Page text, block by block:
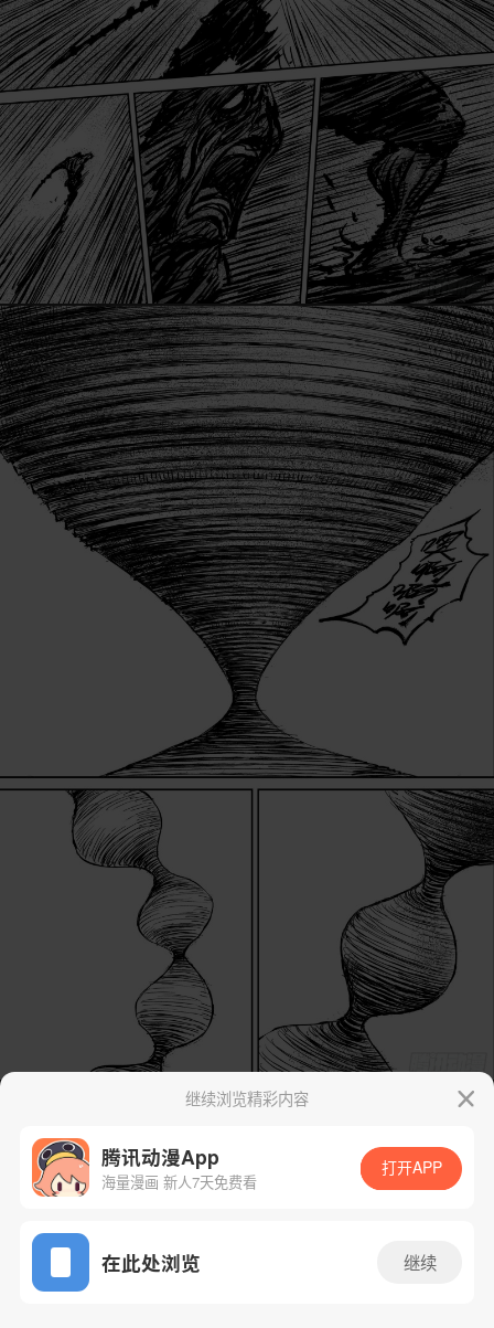
App免费看
继续浏览精彩内容
腾讯动漫App
海量漫画 新人7天免费看
打开APP
在此处浏览 继续